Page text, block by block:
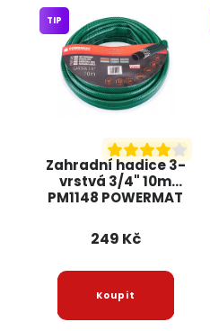
Zahradní hadice 3-
vrstvá 3/4" 10m
PM1148 POWERMAT
TIP
249 Kč